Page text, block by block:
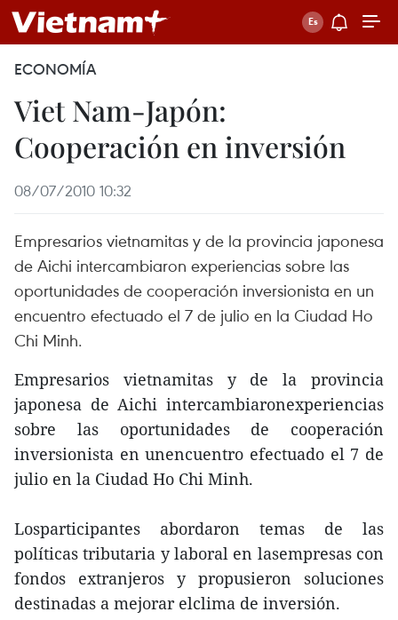
ECONOMÍA
Viet Nam-Japón:
Cooperación en inversión
08/07/2010 10:32
Empresarios vietnamitas y de la provincia japonesa
de Aichi intercambiaron experiencias sobre las
oportunidades de cooperación inversionista en un
encuentro efectuado el 7 de julio en la Ciudad Ho
Chi Minh.
Empresarios vietnamitas y de la provincia
japonesa de Aichi intercambiaronexperiencias
sobre las oportunidades de cooperación
inversionista en unencuentro efectuado el 7 de
julio en la Ciudad Ho Chi Minh.
Losparticipantes abordaron temas de las
políticas tributaria y laboral en lasempresas con
fondos extranjeros y propusieron soluciones
destinadas a mejorar elclima de inversión.